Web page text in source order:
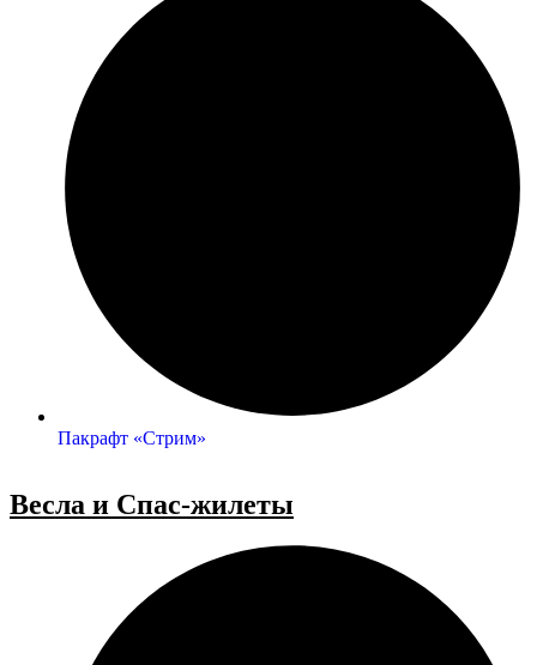
Пакрафт «Стрим»
Весла и Спас-жилеты